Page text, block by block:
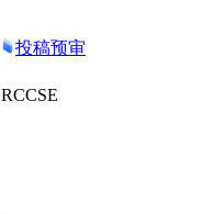
投稿预审
RCCSE